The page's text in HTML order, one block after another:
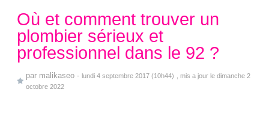
Où et comment trouver un
plombier sérieux et
professionnel dans le 92 ?
par malikaseo - lundi 4 septembre 2017 (10h44)
, mis a jour le dimanche 2
octobre 2022